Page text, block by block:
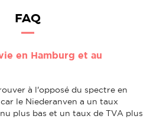
FAQ
en Hamburg et au
à l'opposé du spectre en
le Niederanven a un taux
plus bas et un taux de TVA plus